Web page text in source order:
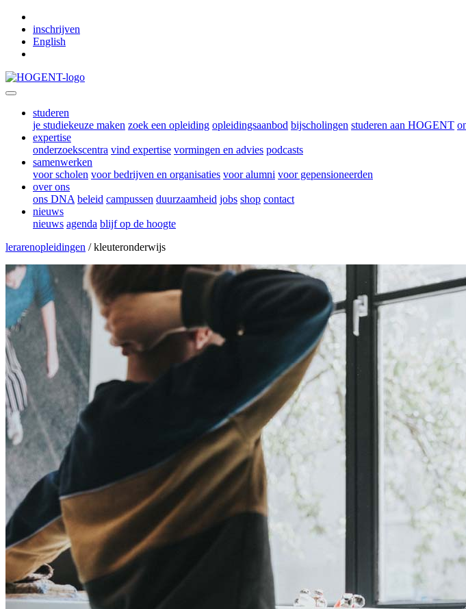
inschrijven
English
studeren
je studiekeuze maken zoek een opleiding opleidingsaanbod bijscholingen studeren aan HOGENT
expertise
onderzoekscentra vind expertise vormingen en advies podcasts
samenwerken
voor scholen voor bedrijven en organisaties voor alumni voor gepensioneerden
over ons
ons DNA beleid campussen duurzaamheid jobs shop contact
nieuws
nieuws agenda blijf op de hoogte
lerarenopleidingen / kleuter­onderwijs